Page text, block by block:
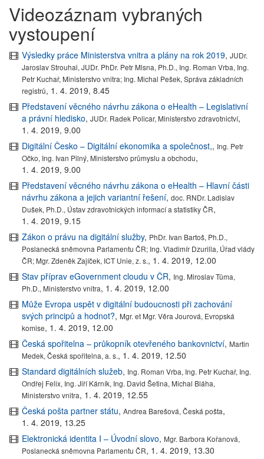
Videozáznam vybraných
vystoupení
Výsledky práce Ministerstva vnitra a plány na rok 2019,JUDr.
Jaroslav Strouhal, JUDr. PhDr. Petr Mlsna, Ph.D., Ing. Roman Vrba, Ing.
Petr Kuchař, Ministerstvo vnitra; Ing. Michal Pešek, Správa základních
registrů, 1. 4. 2019, 8.45
Představení věcného návrhu zákona o eHealth – Legislativní
a právní hledisko,JUDr. Radek Policar, Ministerstvo zdravotnictví,
1. 4. 2019, 9.00
Digitální Česko – Digitální ekonomika a společnost,, Ing. Petr
Očko, Ing. Ivan Pilný, Ministerstvo průmyslu a obchodu,
1. 4. 2019, 9.00
Představení věcného návrhu zákona o eHealth – Hlavní části
návrhu zákona a jejich variantní řešení,doc. RNDr. Ladislav
Dušek, Ph.D., Ústav zdravotnických informací a statistiky ČR,
1. 4. 2019, 9.15
Zákon o právu na digitální služby, PhDr. Ivan Bartoš, Ph.D.,
Poslanecká sněmovna Parlamentu ČR; Ing. Vladimír Dzurilla, Úřad vlády
ČR; Mgr. Zdeněk Zajíček, ICT Unie, z. s., 1. 4. 2019, 12.00
Stav příprav eGovernment cloudu v ČR, Ing. Miroslav Tůma,
Ph.D., Ministerstvo vnitra, 1. 4. 2019, 12.00
Může Evropa uspět v digitální budoucnosti při zachování
svých principů a hodnot?, Mgr. et Mgr. Věra Jourová, Evropská
komise, 1. 4. 2019, 12.00
Česká spořitelna – průkopník otevřeného bankovnictví, Martin
Medek, Česká spořitelna, a. s., 1. 4. 2019, 12.50
Standard digitálních služeb, Ing. Roman Vrba, Ing. Petr Kuchař, Ing.
Ondřej Felix, Ing. Jiří Kárník, Ing. David Šetina, Michal Bláha,
Ministerstvo vnitra, 1. 4. 2019, 12.55
Česká pošta partner státu,Andrea Barešová, Česká pošta,
1. 4. 2019, 13.25
Elektronická identita I – Úvodní slovo, Mgr. Barbora Kořanová,
Poslanecká sněmovna Parlamentu ČR, 1. 4. 2019, 13.30